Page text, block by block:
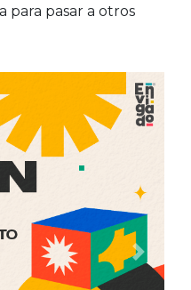
para pasar a otros